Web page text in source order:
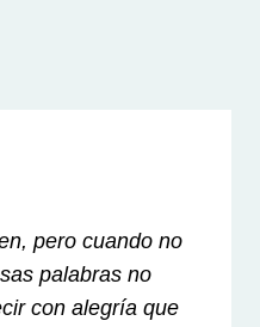
pero cuando no
palabras no
con alegría que